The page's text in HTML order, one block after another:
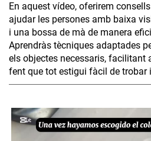
En aquest vídeo, oferirem
ajudar les persones amb baixa
i una bossa de mà de manera
Aprendràs tècniques adaptades
els objectes necessaris, facilitant
fent que tot estigui fàcil de trobar